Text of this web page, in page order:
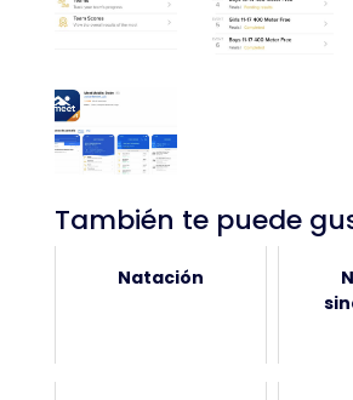
También te puede
Natación